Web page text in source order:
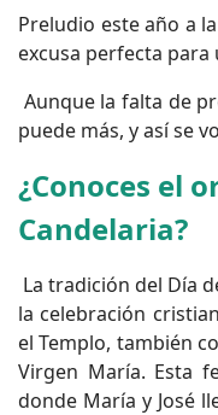
Preludio este año a
excusa perfecta
Aunque la falta de
puede más, y así se
¿Conoces el
Candelaria?
La tradición del Día
la celebración
el Templo, también
Virgen María. Esta
donde María y José